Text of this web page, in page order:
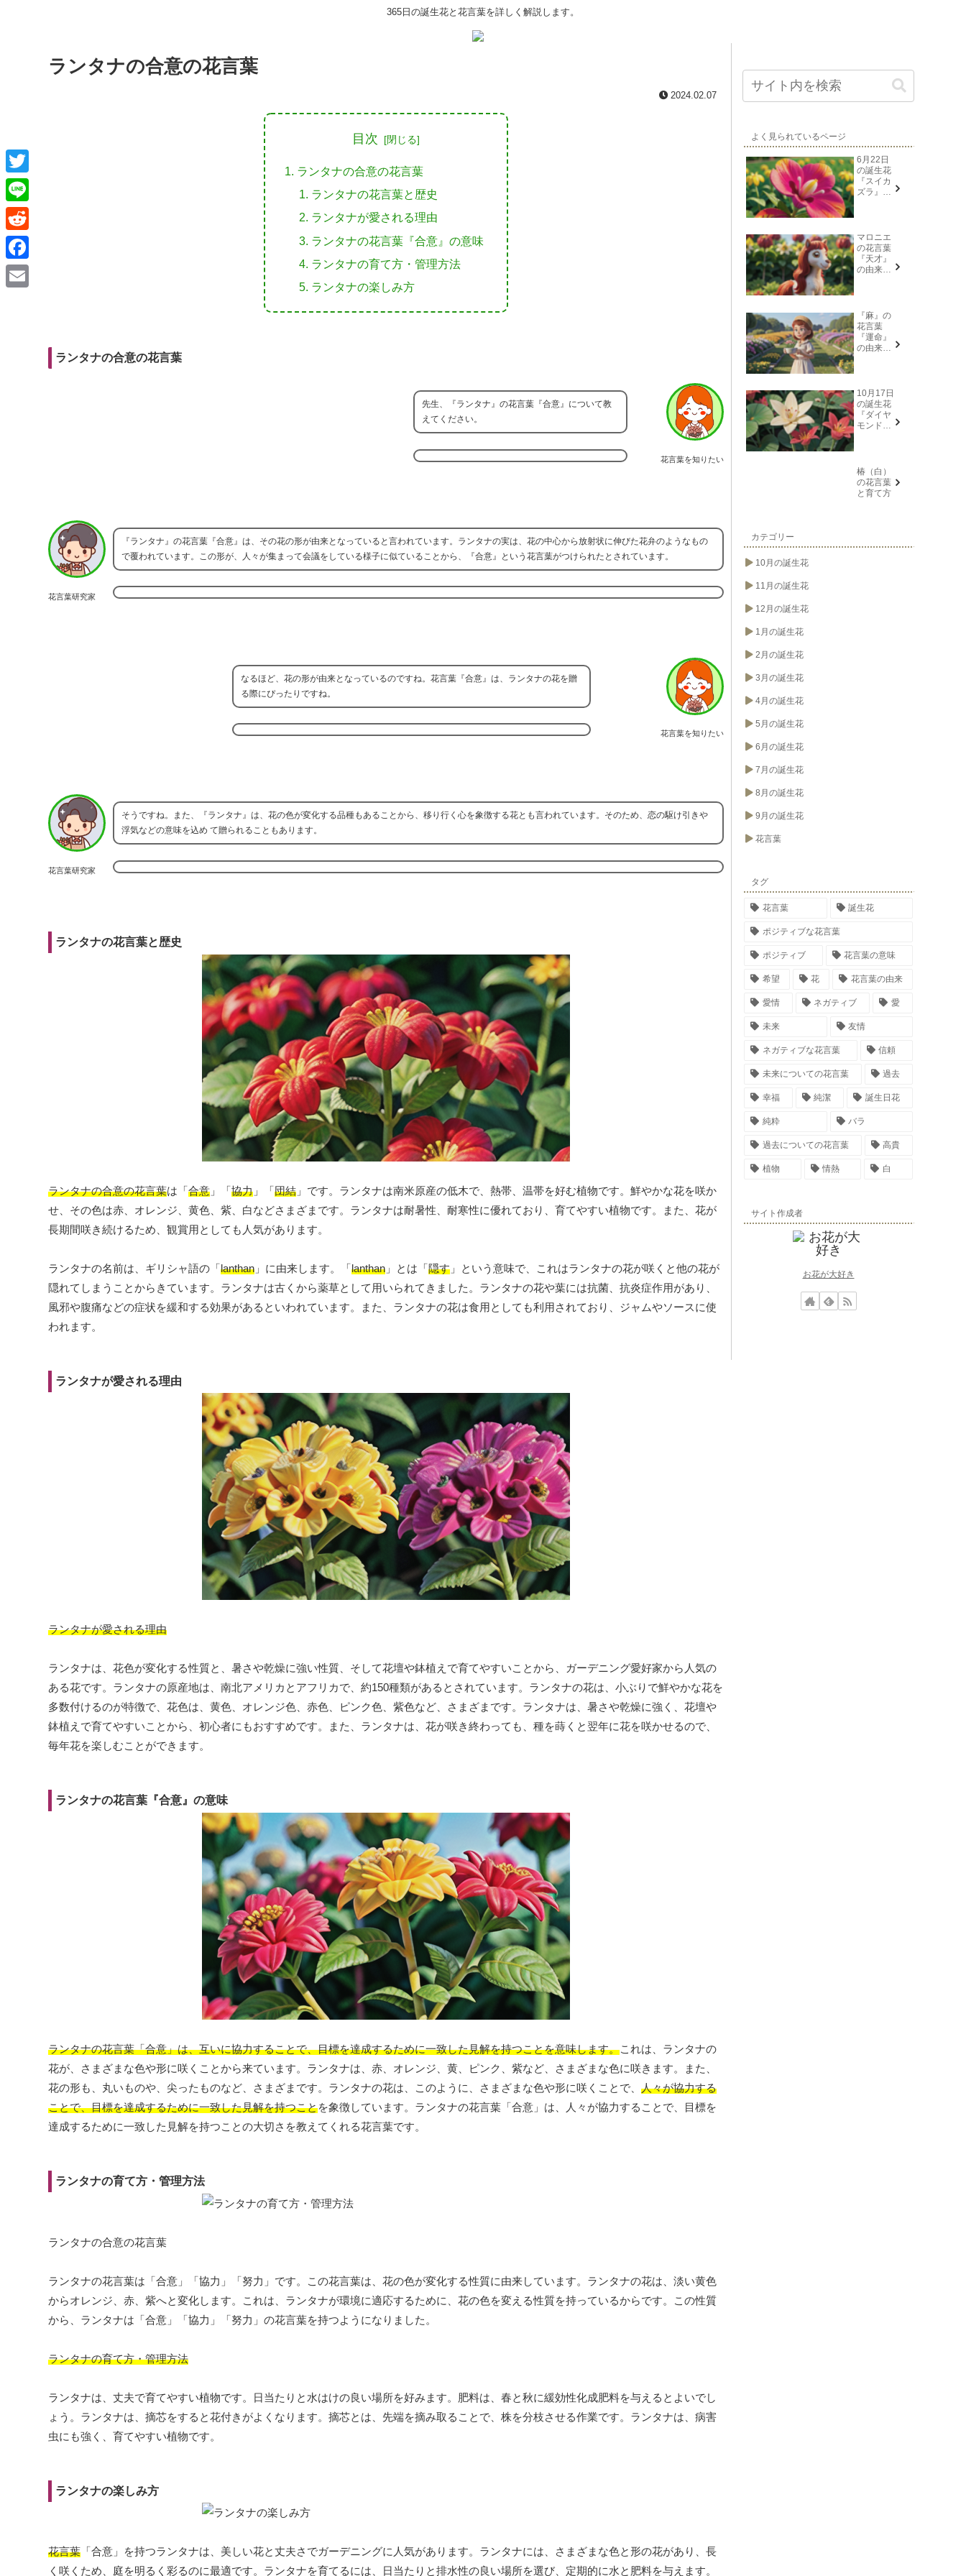
365日の誕生花と花言葉を詳しく解説します。
ランタナの合意の花言葉
2024.02.07
目次
ランタナの合意の花言葉
ランタナの花言葉と歴史
ランタナが愛される理由
ランタナの花言葉『合意』の意味
ランタナの育て方・管理方法
ランタナの楽しみ方
ランタナの合意の花言葉
花言葉を知りたい
先生、『ランタナ』の花言葉『合意』について教
えてください。
花言葉研究家
『ランタナ』の花言葉『合意』は、その花の形が由来となっていると言われています。ランタナの実は、花の中心から放射状に伸びた花弁のようなもの
で覆われています。この形が、人々が集まって会議をしている様子に似ていることから、『合意』という花言葉がつけられたとされています。
花言葉を知りたい
なるほど、花の形が由来となっているのですね。花言葉『合意』は、ランタナの花を贈
る際にぴったりですね。
花言葉研究家
そうですね。また、『ランタナ』は、花の色が変化する品種もあることから、移り行く心を象徴する花とも言われています。そのため、恋の駆け引きや
浮気などの意味を込め て贈られることもあります。
ランタナの花言葉と歴史
ランタナの合意の花言葉は「合意 」「協力 」「団結 」です。ランタナは南米原産の低木で、熱帯、温帯を好む植物です。鮮やかな花を咲か
せ、その色は赤、オレンジ、黄色、紫、白などさまざまです。ランタナは耐暑性、耐寒性に優れており、育てやすい植物です。また、花が
長期間咲き続けるため、観賞用としても人気があります。
ランタナの名前は、ギリシャ語の「lanthan 」に由来します。「lanthan 」とは「隠す 」という意味で、これはランタナの花が咲くと他の花が
隠れてしまうことからきています。ランタナは古くから薬草として用いられてきました。ランタナの花や葉には抗菌、抗炎症作用があり、
風邪や腹痛などの症状を緩和する効果があるといわれています。また、ランタナの花は食用としても利用されており、ジャムやソースに使
われます。
ランタナが愛される理由
ランタナが愛される理由
ランタナは、花色が変化する性質と、暑さや乾燥に強い性質、そして花壇や鉢植えで育てやすいことから、ガーデニング愛好家から人気の
ある花です。ランタナの原産地は、南北アメリカとアフリカで、約150種類があるとされています。ランタナの花は、小ぶりで鮮やかな花を
多数付けるのが特徴で、花色は、黄色、オレンジ色、赤色、ピンク色、紫色など、さまざまです。ランタナは、暑さや乾燥に強く、花壇や
鉢植えで育てやすいことから、初心者にもおすすめです。また、ランタナは、花が咲き終わっても、種を蒔くと翌年に花を咲かせるので、
毎年花を楽しむことができます。
ランタナの花言葉『合意』の意味
ランタナの花言葉「合意」は、互いに協力することで、目標を達成するために一致した見解を持つことを意味します。これは、ランタナの
花が、さまざまな色や形に咲くことから来ています。ランタナは、赤、オレンジ、黄、ピンク、紫など、さまざまな色に咲きます。また、
花の形も、丸いものや、尖ったものなど、さまざまです。ランタナの花は、このように、さまざまな色や形に咲くことで、 人々が協力する
ことで、目標を達成するために一致した見解を持つことを象徴しています。ランタナの花言葉「合意」は、人々が協力することで、目標を
達成するために一致した見解を持つことの大切さを教えてくれる花言葉です。
ランタナの育て方・管理方法
ランタナの合意の花言葉
ランタナの花言葉は「合意」「協力」「努力」です。この花言葉は、花の色が変化する性質に由来しています。ランタナの花は、淡い黄色
からオレンジ、赤、紫へと変化します。これは、ランタナが環境に適応するために、花の色を変える性質を持っているからです。この性質
から、ランタナは「合意」「協力」「努力」の花言葉を持つようになりました。
ランタナの育て方・管理方法
ランタナは、丈夫で育てやすい植物です。日当たりと水はけの良い場所を好みます。肥料は、春と秋に緩効性化成肥料を与えるとよいでし
ょう。ランタナは、摘芯をすると花付きがよくなります。摘芯とは、先端を摘み取ることで、株を分枝させる作業です。ランタナは、病害
虫にも強く、育てやすい植物です。
ランタナの楽しみ方
花言葉 「合意」を持つランタナは、美しい花と丈夫さでガーデニングに人気があります。ランタナには、さまざまな色と形の花があり、長
く咲くため、庭を明るく彩るのに最適です。ランタナを育てるには、日当たりと排水性の良い場所を選び、定期的に水と肥料を与えます。
よく見られているページ
6月22日
の誕生花
『スイカ
ズラ』花
マロニエ
の花言葉
『天才』
の由来と
『麻』の
花言葉
『運命』
の由来と
10月17日
の誕生花
『ダイヤ
モンドリ
楽しみ
に、忍
耐、箱入
椿（白）
の花言葉
と育て方
カテゴリー
10月の誕生花
11月の誕生花
12月の誕生花
1月の誕生花
2月の誕生花
3月の誕生花
4月の誕生花
5月の誕生花
6月の誕生花
7月の誕生花
8月の誕生花
9月の誕生花
花言葉
タグ
花言葉 誕生花
ポジティブな花言葉
ポジティブ 花言葉の意味
希望 花 花言葉の由来
愛情 ネガティブ 愛
未来 友情
ネガティブな花言葉 信頼
未来についての花言葉 過去
幸福 純潔 誕生日花
純粋 バラ
過去についての花言葉 高貴
植物 情熱 白
サイト作成者
お花が大好き
T
w
i
t
L
i
n
e
R
e
d
F